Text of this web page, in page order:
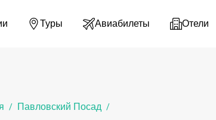
Туры Авиабилеты Отели
/ Павловский Посад /